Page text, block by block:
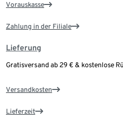
Vorauskasse
Zahlung in der Filiale
Lieferung
Gratisversand ab 29 € & kostenlose
Versandkosten
Lieferzeit